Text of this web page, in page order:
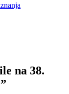
na 38.